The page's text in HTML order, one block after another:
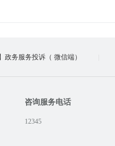
政务服务投诉（ 微信端）
咨询服务电话
12345